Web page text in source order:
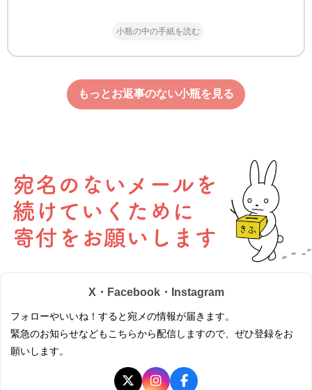
小瓶の中の手紙を読む
もっとお返事のない小瓶を見る
X・Facebook・Instagram
フォローやいいね！すると宛メの情報が届きます。
緊急のお知らせなどもこちらから配信しますので、ぜひ登録をお
願いします。